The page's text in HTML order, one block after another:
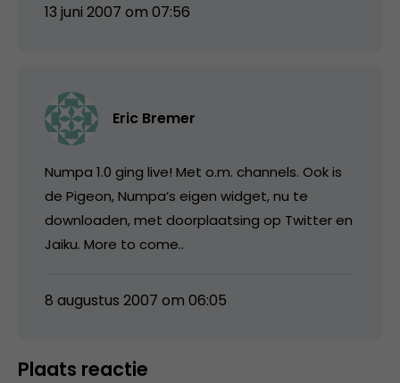
13 juni 2007 om 07:56
Eric Bremer
Numpa 1.0 ging live! Met o.m. channels. Ook is
de Pigeon, Numpa’s eigen widget, nu te
downloaden, met doorplaatsing op Twitter en
Jaiku. More to come..
8 augustus 2007 om 06:05
Plaats reactie